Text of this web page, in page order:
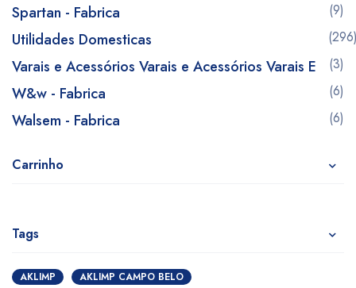
Spartan - Fabrica (9)
Utilidades Domesticas
Varais e Acessórios Varais e Acessórios Varais E (3)
W&w - Fabrica (6)
Walsem - Fabrica (6)
Carrinho
Tags
AKLIMP
AKLIMP CAMPO BELO